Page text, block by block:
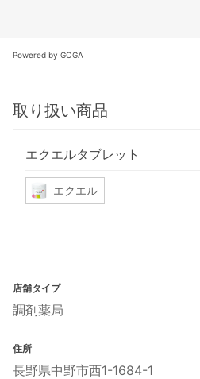
Powered by GOGA
取り扱い商品
エクエルタブレット
エクエル
店舗タイプ
調剤薬局
住所
長野県中野市西1-1684-1